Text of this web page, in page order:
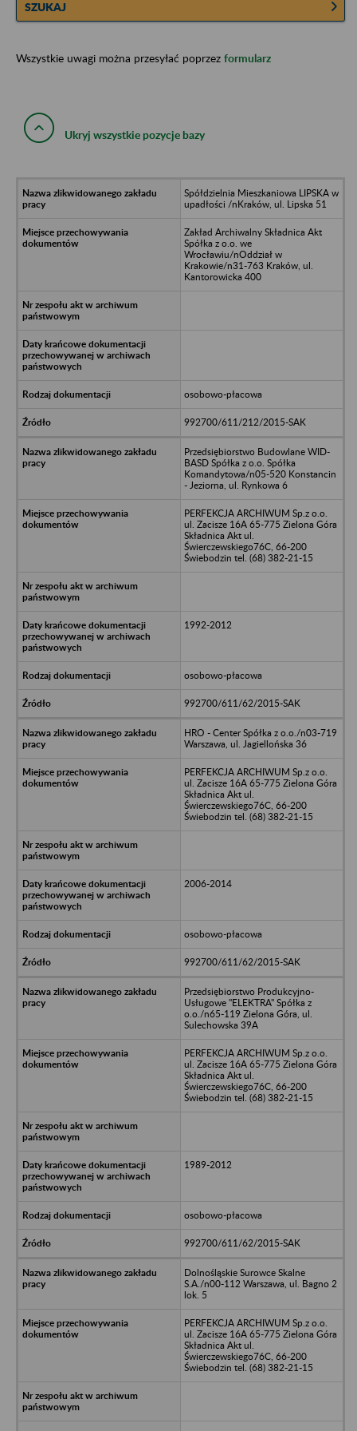
SZUKAJ
Wszystkie uwagi można przesyłać poprzez formularz
Ukryj wszystkie pozycje bazy
Spółdzielnia Mieszkaniowa LIPSKA w
upadłości /nKraków, ul. Lipska 51
Zakład Archiwalny Składnica Akt
Spółka z o.o. we
Wrocławiu/nOddział w
Krakowie/n31-763 Kraków, ul.
Kantorowicka 400
osobowo-płacowa
992700/611/212/2015-SAK
Przedsiębiorstwo Budowlane WID-
BASD Spółka z o.o. Spółka
Komandytowa/n05-520 Konstancin
- Jeziorna, ul. Rynkowa 6
PERFEKCJA ARCHIWUM Sp.z o.o.
ul. Zacisze 16A 65-775 Zielona Góra
Składnica Akt ul.
Świerczewskiego76C, 66-200
Świebodzin tel. (68) 382-21-15
1992-2012
osobowo-płacowa
992700/611/62/2015-SAK
HRO - Center Spółka z o.o./n03-719
Warszawa, ul. Jagiellońska 36
PERFEKCJA ARCHIWUM Sp.z o.o.
ul. Zacisze 16A 65-775 Zielona Góra
Składnica Akt ul.
Świerczewskiego76C, 66-200
Świebodzin tel. (68) 382-21-15
2006-2014
osobowo-płacowa
992700/611/62/2015-SAK
Przedsiębiorstwo Produkcyjno-
Usługowe "ELEKTRA" Spółka z
o.o./n65-119 Zielona Góra, ul.
Sulechowska 39A
PERFEKCJA ARCHIWUM Sp.z o.o.
ul. Zacisze 16A 65-775 Zielona Góra
Składnica Akt ul.
Świerczewskiego76C, 66-200
Świebodzin tel. (68) 382-21-15
1989-2012
osobowo-płacowa
992700/611/62/2015-SAK
Dolnośląskie Surowce Skalne
S.A./n00-112 Warszawa, ul. Bagno 2
lok. 5
PERFEKCJA ARCHIWUM Sp.z o.o.
ul. Zacisze 16A 65-775 Zielona Góra
Składnica Akt ul.
Świerczewskiego76C, 66-200
Świebodzin tel. (68) 382-21-15